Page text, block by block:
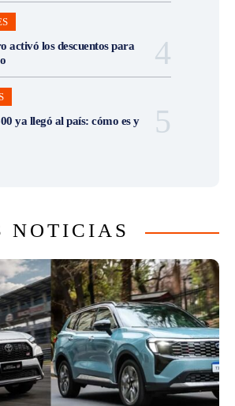
activó los descuentos para
ya llegó al país: cómo es y
NOTICIAS